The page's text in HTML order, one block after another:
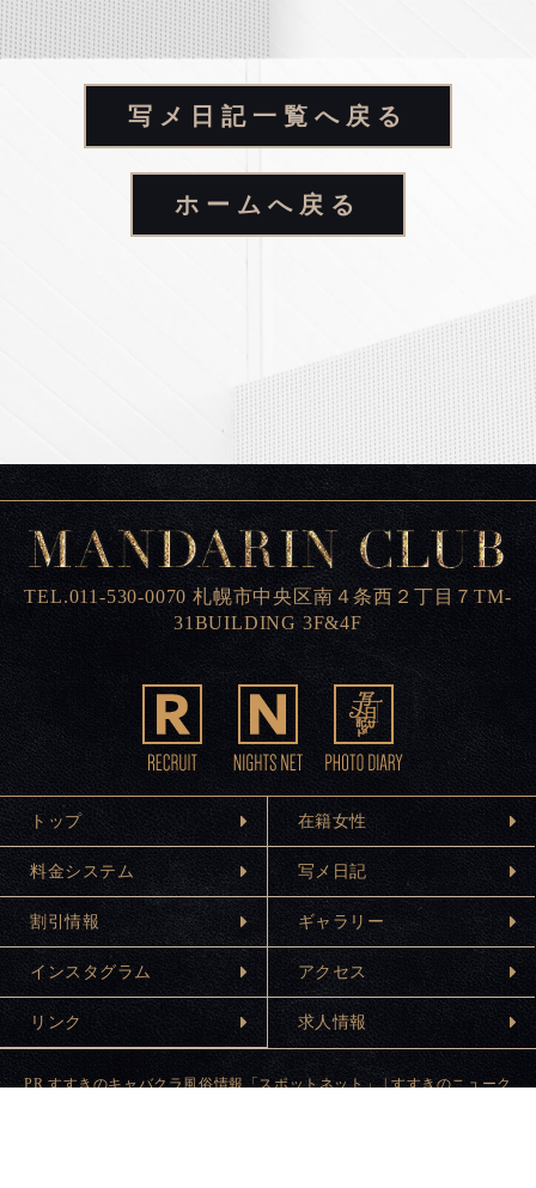
写メ日記一覧へ戻る
ホームへ戻る
TEL.011-530-0070 札幌市中央区南４条西２丁目７TM-
31BUILDING 3F&4F
トップ 在籍女性
料金システム 写メ日記
割引情報 ギャラリー
インスタグラム アクセス
リンク 求人情報
PR.すすきのキャバクラ風俗情報「スポットネット」|すすきのニューク